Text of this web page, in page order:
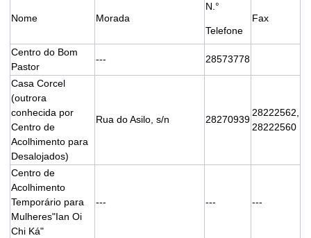
Nome Morada
N.°
Telefone
Fax
Centro do Bom
Pastor
--- 28573778
Casa Corcel
(outrora
conhecida por
Centro de
Acolhimento para
Desalojados)
Rua do Asilo, s/n 28270939
28222562,
28222560
Centro de
Acolhimento
Temporário para
Mulheres"Ian Oi
Chi Ká"
--- --- ---